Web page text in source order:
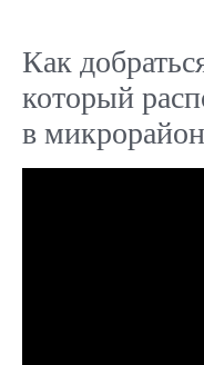
Как
который
в